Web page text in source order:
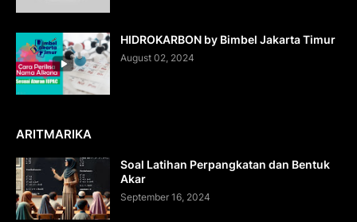
HIDROKARBON by Bimbel Jakarta Timur
August 02, 2024
ARITMARIKA
Soal Latihan Perpangkatan dan Bentuk
Akar
September 16, 2024